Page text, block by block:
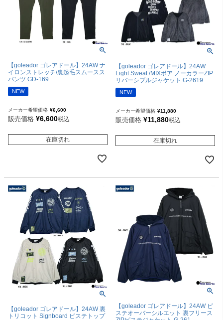
【goleador ゴレアドール】24AW ナ
イロンストレッチ/裏起毛スムースス
パンツ GD-169
NEW
メーカー希望価格 ¥6,600
販売価格 ¥6,600税込
在庫切れ
【goleador ゴレアドール】24AW
Light Sweat /MIXボア ノーカラーZIP
リバーシブルジャケット G-2619
NEW
メーカー希望価格 ¥11,880
販売価格 ¥11,880税込
在庫切れ
【goleador ゴレアドール】24AW 裏
トリコット Signboard ピステトップ
【goleador ゴレアドール】24AW ピ
ステオーバーシルエット 裏フリース